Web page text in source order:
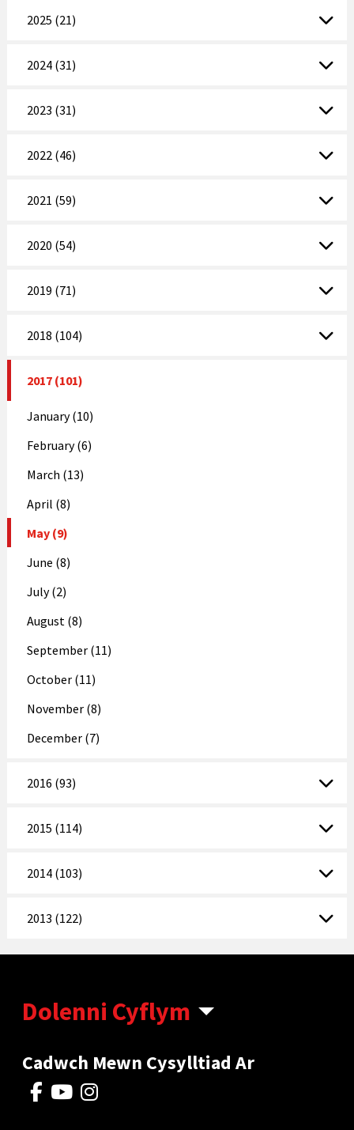
2025 (21)
2024 (31)
2023 (31)
2022 (46)
2021 (59)
2020 (54)
2019 (71)
2018 (104)
2017 (101)
January (10)
February (6)
March (13)
April (8)
May (9)
June (8)
July (2)
August (8)
September (11)
October (11)
November (8)
December (7)
2016 (93)
2015 (114)
2014 (103)
2013 (122)
Dolenni Cyflym
Cadwch Mewn Cysylltiad Ar